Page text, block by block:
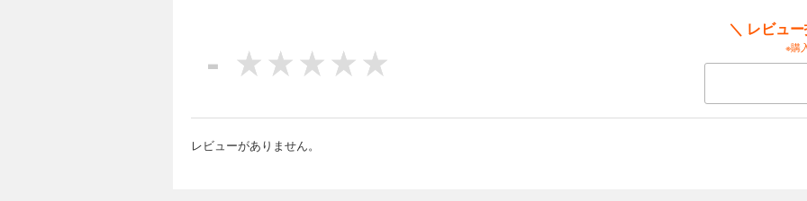
※本電子書籍はビギナーズ・クラシックス 日本の古典「万葉集」「古今和歌集」「
古今和歌集」「百人一首（全）」を１冊にまとめた合本版です。
-
＼ レビュ
※購
レビューがありません。